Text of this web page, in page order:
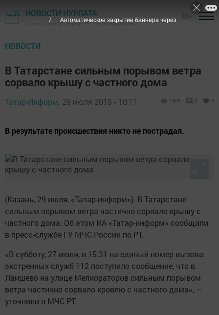
НОВОСТИ НУРЛАТА
Газета "Дружба", Нурлат ТВ - Нурлатский район
НОВОСТИ
В Татарстане сильным порывом ветра
сорвало крышу с частного дома
Татар-Информ, 29 июля 2019 - 10:11 1305 0 0
В результате происшествия никто не пострадал.
(Казань, 29 июля, «Татар-информ»). В Татарстане
сильным порывом ветра частично сорвало крышу с
частного дома. Об этом ИА «Татар-информ» сообщили
в пресс-службе ГУ МЧС России по РТ.
«В субботу, 27 июля, в 15.31 на единый номер вызова
экстренных служб 112 поступило сообщение, что в
Лаишево на улице Мелиораторов сильным порывом
ветра частично сорвало кровлю с частного дома», –
уточнили в МЧС РТ.
7 Автоматическое закрытие баннера через